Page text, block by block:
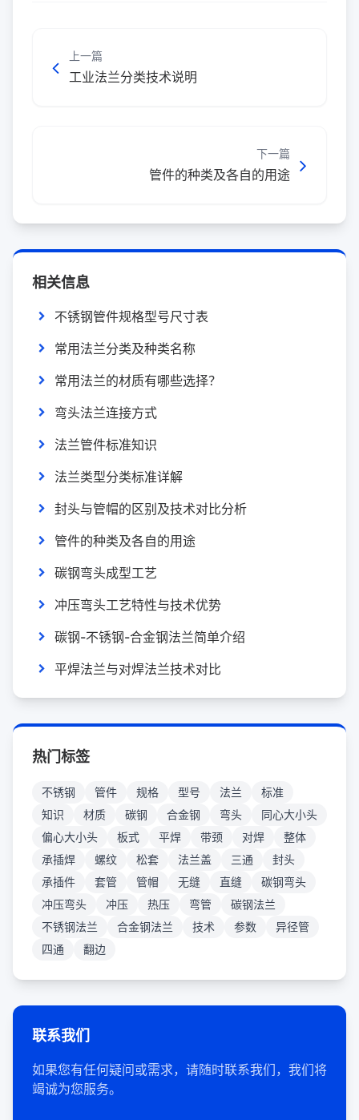
上一篇
工业法兰分类技术说明
下一篇
管件的种类及各自的用途
相关信息
不锈钢管件规格型号尺寸表
常用法兰分类及种类名称
常用法兰的材质有哪些选择？
弯头法兰连接方式
法兰管件标准知识
法兰类型分类标准详解
封头与管帽的区别及技术对比分析
管件的种类及各自的用途
碳钢弯头成型工艺
冲压弯头工艺特性与技术优势
碳钢-不锈钢-合金钢法兰‌简单介绍
平焊法兰与对焊法兰技术对比
热门标签
不锈钢 管件 规格 型号 法兰
标准
知识
材质 碳钢 合金钢 弯头
同心大小头
偏心大小头
板式 平焊 带颈 对焊
整体
承插焊
螺纹 松套 法兰盖 三通
封头
承插件
套管 管帽 无缝 直缝
碳钢弯头
冲压弯头
冲压 热压 弯管
碳钢法兰‌
不锈钢法兰‌
合金钢法兰‌ 技术 参数
异径管
四通
翻边
联系我们
如果您有任何疑问或需求，请随时联系我们，我们将
竭诚为您服务。